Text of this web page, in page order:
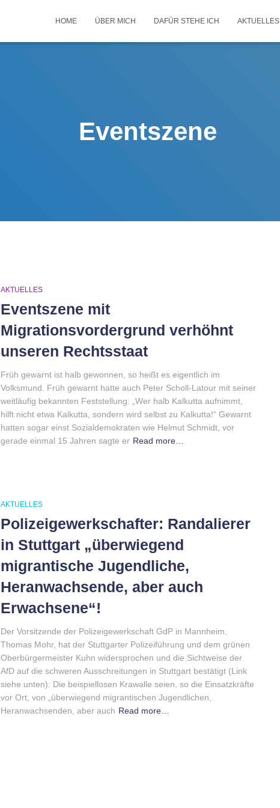
HOME ÜBER MICH DAFÜR STEHE ICH AKTUELLES
Eventszene
AKTUELLES
Eventszene mit
Migrationsvordergrund verhöhnt
unseren Rechtsstaat
Früh gewarnt ist halb gewonnen, so heißt es eigentlich im
Volksmund. Früh gewarnt hatte auch Peter Scholl-Latour mit seiner
weitläufig bekannten Feststellung: „Wer halb Kalkutta aufnimmt,
hilft nicht etwa Kalkutta, sondern wird selbst zu Kalkutta!“ Gewarnt
hatten sogar einst Sozialdemokraten wie Helmut Schmidt, vor
gerade einmal 15 Jahren sagte er Read more…
AKTUELLES
Polizeigewerkschafter: Randalierer
in Stuttgart „überwiegend
migrantische Jugendliche,
Heranwachsende, aber auch
Erwachsene“!
Der Vorsitzende der Polizeigewerkschaft GdP in Mannheim,
Thomas Mohr, hat der Stuttgarter Polizeiführung und dem grünen
Oberbürgermeister Kuhn widersprochen und die Sichtweise der
AfD auf die schweren Ausschreitungen in Stuttgart bestätigt (Link
siehe unten): Die beispiellosen Krawalle seien, so die Einsatzkräfte
vor Ort, von „überwiegend migrantischen Jugendlichen,
Heranwachsenden, aber auch Read more…